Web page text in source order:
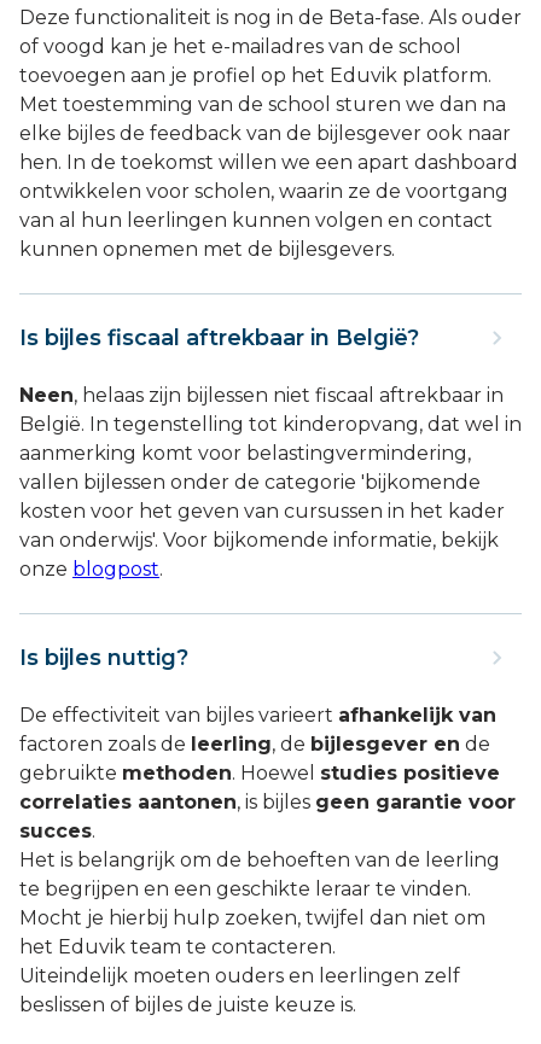
Deze functionaliteit is nog in de Beta-fase. Als ouder
of voogd kan je het e-mailadres van de school
toevoegen aan je profiel op het Eduvik platform.
Met toestemming van de school sturen we dan na
elke bijles de feedback van de bijlesgever ook naar
hen. In de toekomst willen we een apart dashboard
ontwikkelen voor scholen, waarin ze de voortgang
van al hun leerlingen kunnen volgen en contact
kunnen opnemen met de bijlesgevers.
Is bijles fiscaal aftrekbaar in België?
Neen, helaas zijn bijlessen niet fiscaal aftrekbaar in
België. In tegenstelling tot kinderopvang, dat wel in
aanmerking komt voor belastingvermindering,
vallen bijlessen onder de categorie 'bijkomende
kosten voor het geven van cursussen in het kader
van onderwijs'. Voor bijkomende informatie, bekijk
onze blogpost.
Is bijles nuttig?
De effectiviteit van bijles varieert afhankelijk van
factoren zoals de leerling, de bijlesgever en de
gebruikte methoden. Hoewel studies positieve
correlaties aantonen, is bijles geen garantie voor
succes.
Het is belangrijk om de behoeften van de leerling
te begrijpen en een geschikte leraar te vinden.
Mocht je hierbij hulp zoeken, twijfel dan niet om
het Eduvik team te contacteren.
Uiteindelijk moeten ouders en leerlingen zelf
beslissen of bijles de juiste keuze is.